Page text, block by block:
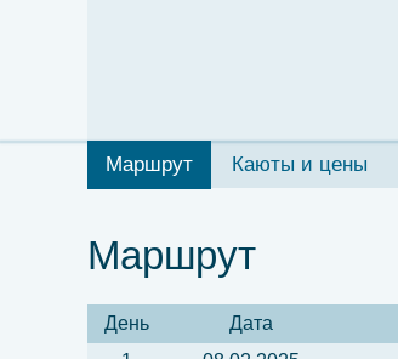
Маршрут Каюты и цены
Маршрут
День Дата